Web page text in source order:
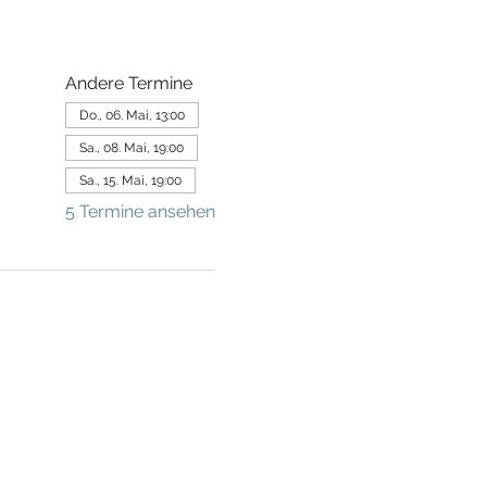
Andere Termine
Do., 06. Mai, 13:00
Sa., 08. Mai, 19:00
Sa., 15. Mai, 19:00
5 Termine ansehen